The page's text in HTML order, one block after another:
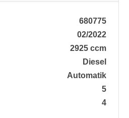
680775
02/2022
2925 ccm
Diesel
Automatik
5
4